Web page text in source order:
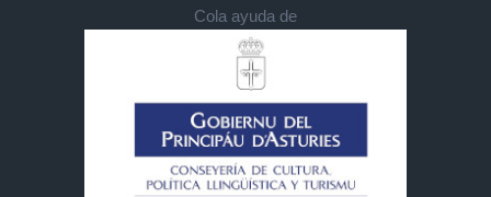
Cola ayuda de